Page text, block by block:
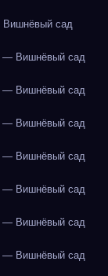
сад
— Вишнёвый сад
— Вишнёвый сад
— Вишнёвый сад
— Вишнёвый сад
— Вишнёвый сад
— Вишнёвый сад
— Вишнёвый сад